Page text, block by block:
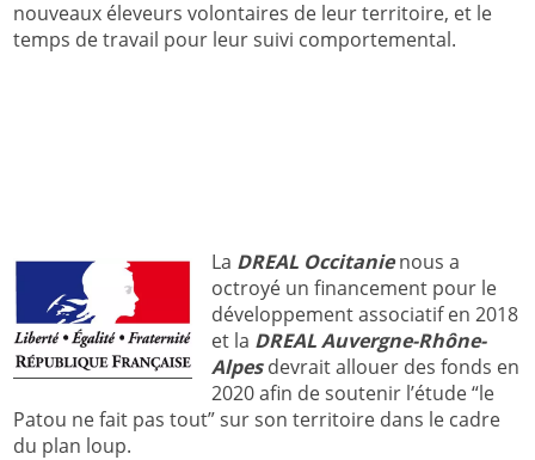
nouveaux éleveurs volontaires de leur territoire, et le
temps de travail pour leur suivi comportemental.
La DREAL Occitanienous a
octroyé un financement pour le
développement associatif en 2018
et la DREALAuvergne-Rhône-
Alpesdevrait allouer des fonds en
2020 afin de soutenir l’étude “le
Patou ne fait pas tout” sur son territoire dans le cadre
du plan loup.